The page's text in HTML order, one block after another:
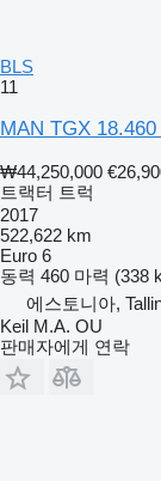
BLS
11
MAN TGX
₩44,250,000
트랙터 트럭
2017
522,622 km
Euro 6
동력 460 마력 (338
에스토니아,
Keil M.A. OU
판매자에게 연락